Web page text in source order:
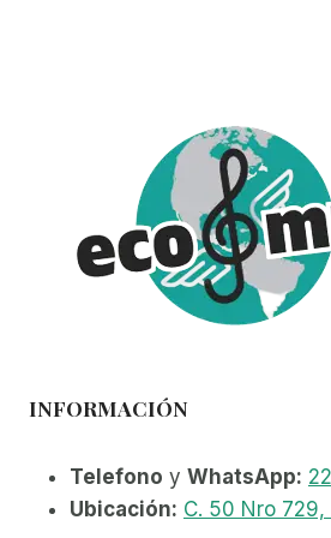
INFORMACIÓN
Telefono y WhatsApp:
Ubicación: C. 50 Nro 729,